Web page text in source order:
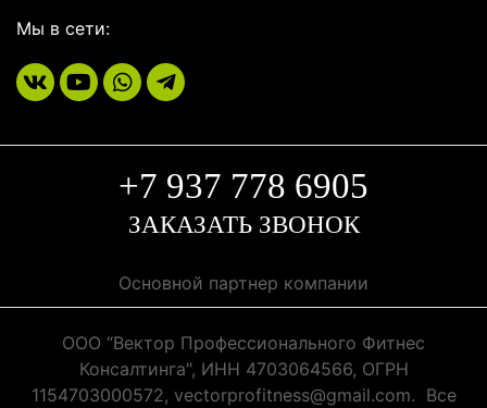
Мы в сети:
+7 937 778 6905
ЗАКАЗАТЬ ЗВОНОК
Основной партнер компании
ООО “Вектор Профессионального Фитнес
Консалтинга", ИНН 4703064566, ОГРН
1154703000572, vectorprofitness@gmail.com. Все